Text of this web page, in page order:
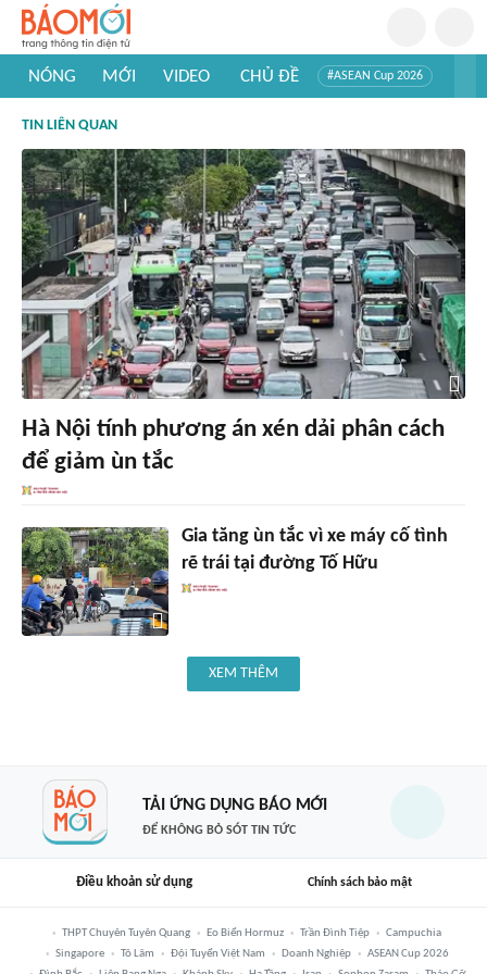
NÓNG MỚI VIDEO CHỦ ĐỀ #ASEAN Cup 2026
#Khám phá thế giới
TIN LIÊN QUAN
Hà Nội tính phương án xén dải phân cách
để giảm ùn tắc
Gia tăng ùn tắc vì xe máy cố tình
rẽ trái tại đường Tố Hữu
XEM THÊM
TẢI ỨNG DỤNG BÁO MỚI
ĐỂ KHÔNG BỎ SÓT TIN TỨC
Điều khoản sử dụng Chính sách bảo mật
THPT Chuyên Tuyên Quang Eo Biển Hormuz Trần Đình Tiệp
Campuchia
Singapore
Tô Lâm Đội Tuyển Việt Nam Doanh Nghiệp
ASEAN Cup 2026